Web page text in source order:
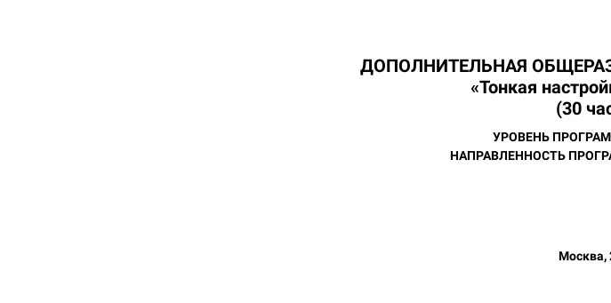
ДОПОЛНИТЕЛЬНАЯ
«Тонкая
(30
УРОВЕНЬ
НАПРАВЛЕННОСТЬ
Москва,